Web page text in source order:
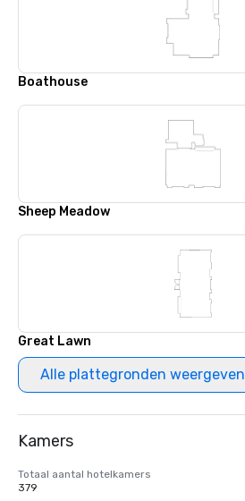
Boathouse
Sheep Meadow
Great Lawn
Alle plattegronden
Kamers
Totaal aantal hotelkamers
379